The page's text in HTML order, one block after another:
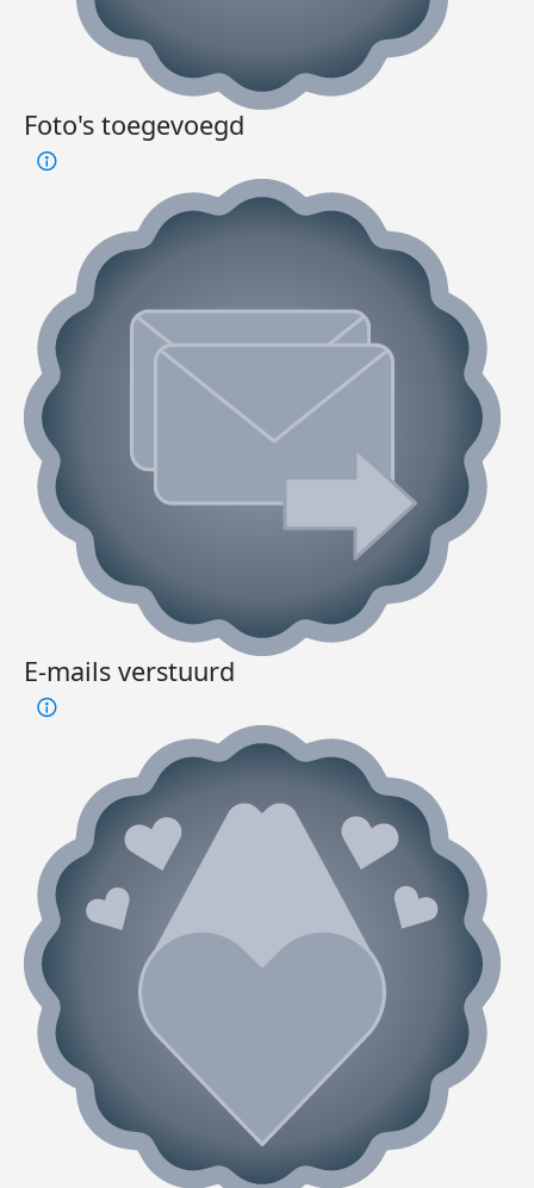
Foto's toegevoegd
E-mails verstuurd